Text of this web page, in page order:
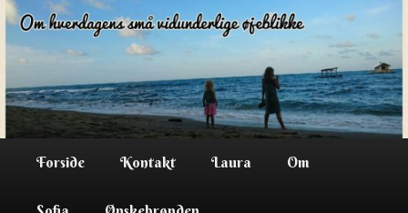
Forside Kontakt Laura Om